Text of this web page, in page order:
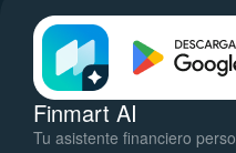
Finmart AI
Tu asistente financiero